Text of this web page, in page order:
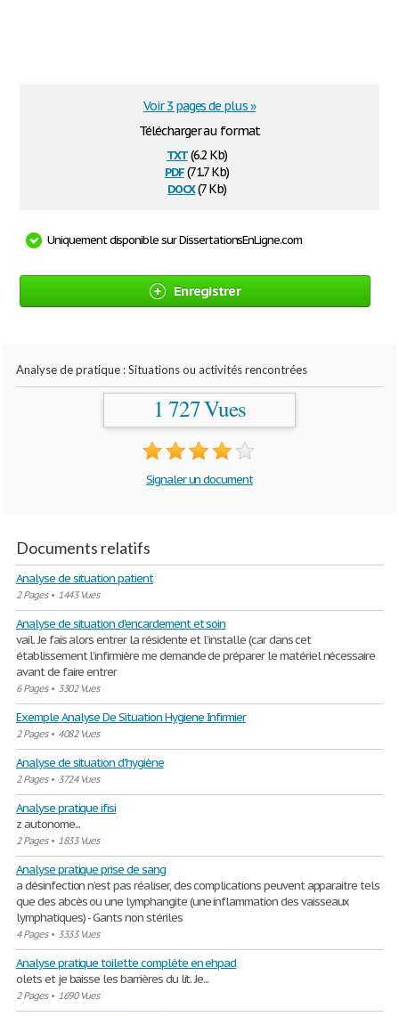
Télécharger au format
txt(6.2 Kb)
pdf(71.7 Kb)
docx(7 Kb)
Voir 3 pages de plus »
Uniquement disponible sur DissertationsEnLigne.com
Enregistrer
Analyse de pratique : Situations ou activités rencontrées
1 727 Vues
Signaler un document
Documents relatifs
Analyse de situation patient
2 Pages• 1443 Vues
Analyse de situation d'encardement et soin
vail. Je fais alors entrer la résidente et l’installe (car dans cet
établissement l’infirmière me demande de préparer le matériel nécessaire
avant de faire entrer
6 Pages• 3302 Vues
Exemple Analyse De Situation Hygiene Infirmier
2 Pages• 4082 Vues
Analyse de situation d'hygiène
2 Pages• 3724 Vues
Analyse pratique ifisi
z autonome...
2 Pages• 1833 Vues
Analyse pratique prise de sang
a désinfection n’est pas réaliser, des complications peuvent apparaitre tels
que des abcès ou une lymphangite (une inflammation des vaisseaux
lymphatiques) - Gants non stériles
4 Pages• 3333 Vues
Analyse pratique toilette compléte en ehpad
olets et je baisse les barrières du lit. Je...
2 Pages• 1690 Vues